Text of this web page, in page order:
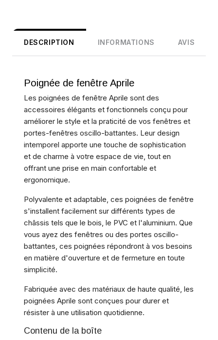
DESCRIPTION INFORMATIONS AVIS
Poignée de fenêtre Aprile
Les poignées de fenêtre Aprile sont des
accessoires élégants et fonctionnels conçu pour
améliorer le style et la praticité de vos fenêtres et
portes-fenêtres oscillo-battantes. Leur design
intemporel apporte une touche de sophistication
et de charme à votre espace de vie, tout en
offrant une prise en main confortable et
ergonomique.
Polyvalente et adaptable, ces poignées de fenêtre
s'installent facilement sur différents types de
châssis tels que le bois, le PVC et l'aluminium. Que
vous ayez des fenêtres ou des portes oscillo-
battantes, ces poignées répondront à vos besoins
en matière d'ouverture et de fermeture en toute
simplicité.
Fabriquée avec des matériaux de haute qualité, les
poignées Aprile sont conçues pour durer et
résister à une utilisation quotidienne.
Contenu de la boîte